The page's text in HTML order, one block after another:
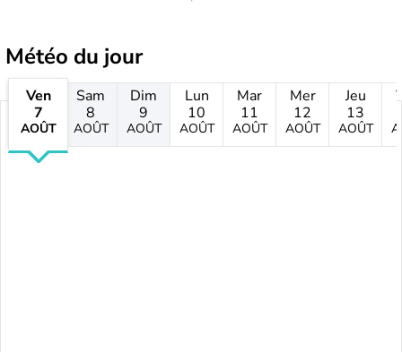
Météo du jour
Ven
7
AOÛT
Sam
8
AOÛT
Dim
9
AOÛT
Lun
10
AOÛT
Mar
11
AOÛT
Mer
12
AOÛT
Jeu
13
AOÛT